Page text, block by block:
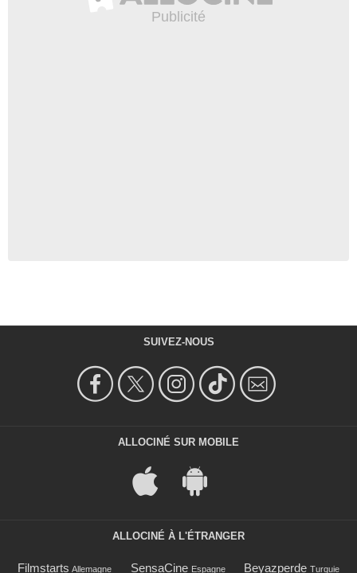
SUIVEZ-NOUS
ALLOCINÉ SUR MOBILE
ALLOCINÉ À L'ÉTRANGER
Filmstarts Allemagne SensaCine Espagne Beyazperde Turquie